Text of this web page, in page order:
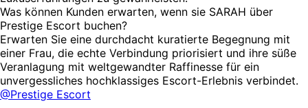
Was können Kunden erwarten, wenn sie SARAH über
Prestige Escort buchen?
Erwarten Sie eine durchdacht kuratierte Begegnung mit
einer Frau, die echte Verbindung priorisiert und ihre süße
Veranlagung mit weltgewandter Raffinesse für ein
unvergessliches hochklassiges Escort-Erlebnis verbindet.
@Prestige Escort